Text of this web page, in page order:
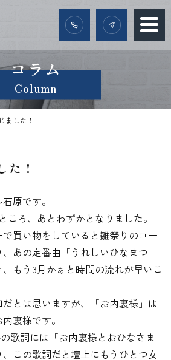
コラム
Column
ました！
た！
原です。
ころ、あとわずかとなりました。
買い物をしていると雛祭りのコー
あの定番曲「うれしいひなまつ
もう3月かぁと時間の流れが早いこ
とは思いますが、「お内裏様」は
裏様です。
歌詞には「お内裏様とおひなさま
この歌詞だと壇上にもうひとつ女